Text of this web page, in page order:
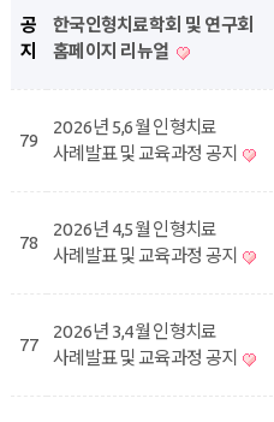
공
지
한국인형치료학회 및 연구회
홈페이지 리뉴얼
79
2026년 5,6월 인형치료
사례발표 및 교육과정 공지
78
2026년 4,5월 인형치료
사례발표 및 교육과정 공지
77
2026년 3,4월 인형치료
사례발표 및 교육과정 공지